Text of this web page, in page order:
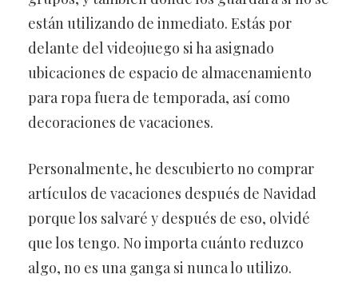
están utilizando de inmediato. Estás por
delante del videojuego si ha asignado
ubicaciones de espacio de almacenamiento
para ropa fuera de temporada, así como
decoraciones de vacaciones.
Personalmente, he descubierto no comprar
artículos de vacaciones después de Navidad
porque los salvaré y después de eso, olvidé
que los tengo. No importa cuánto reduzco
algo, no es una ganga si nunca lo utilizo.